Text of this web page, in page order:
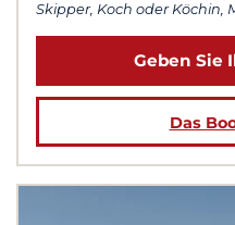
Skipper, Koch oder Köchin,
Geben Sie
Das